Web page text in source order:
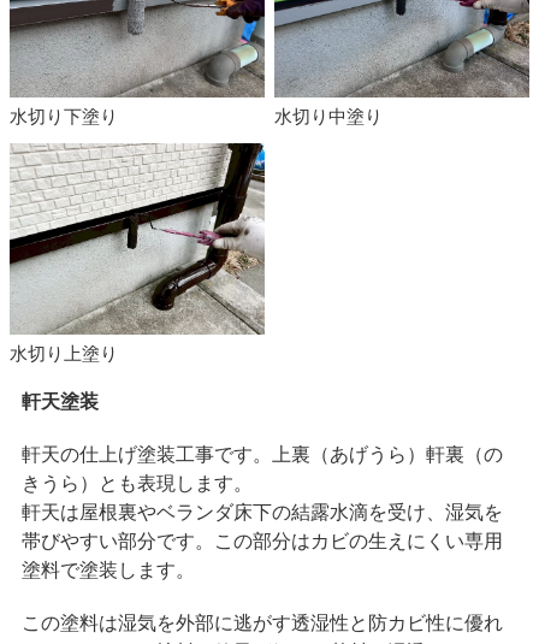
水切り下塗り 水切り中塗り
水切り上塗り
軒天塗装
軒天の仕上げ塗装工事です。上裏（あげうら）軒裏（の
きうら）とも表現します。
軒天は屋根裏やベランダ床下の結露水滴を受け、湿気を
帯びやすい部分です。この部分はカビの生えにくい専用
塗料で塗装します。
この塗料は湿気を外部に逃がす透湿性と防カビ性に優れ